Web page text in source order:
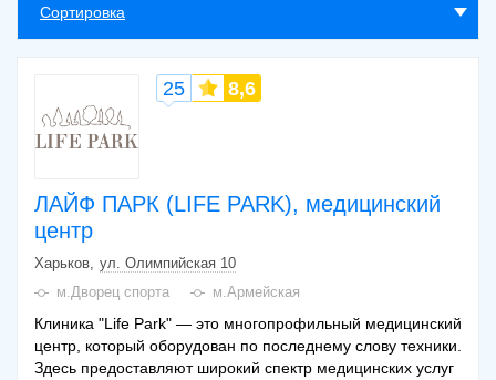
Сортировка
ЛАЙФ ПАРК (LIFE PARK), медицинский
центр
25 8,6
Харьков ул. Олимпийская 10
м.Дворец спорта
м.Армейская
Клиника "Life Park" — это многопрофильный медицинский
центр, который оборудован по последнему слову техники.
Здесь предоставляют широкий спектр медицинских услуг